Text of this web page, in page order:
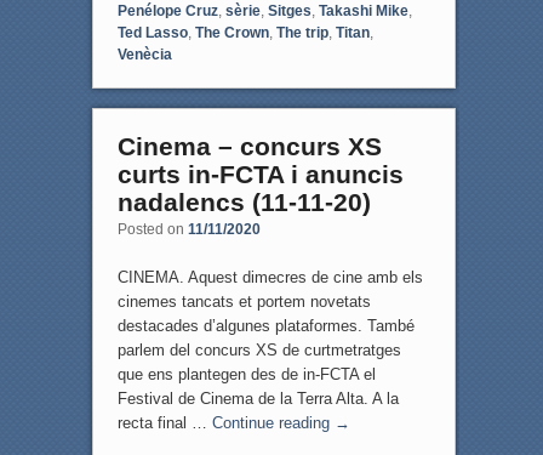
Penélope Cruz, sèrie, Sitges Takashi Mike,
Ted Lasso, The Crown, The trip, Titan,
Venècia
Cinema – concurs XS
curts in-FCTA i anuncis
nadalencs (11-11-20)
Posted on 11/11/2020
CINEMA. Aquest dimecres de cine amb els
cinemes tancats et portem novetats
destacades d’algunes plataformes. També
parlem del concurs XS de curtmetratges
que ens plantegen des de in-FCTA el
Festival de Cinema de la Terra Alta. A la
recta final … Continue reading →